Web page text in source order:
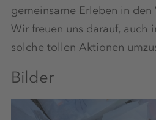
gemeinsame Erleben in den
Wir freuen uns darauf, auch
solche tollen Aktionen
Bilder